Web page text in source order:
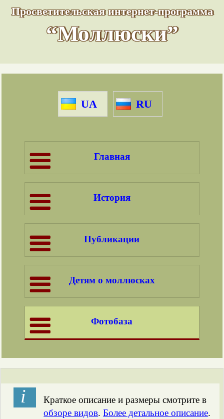
Просветительская интернет-программа
“Моллюски”
UA RU
Главная
История
Публикации
Детям о моллюсках
Фотобаза
і
Краткое описание и размеры смотрите в
обзоре видов.Более детальное описание.